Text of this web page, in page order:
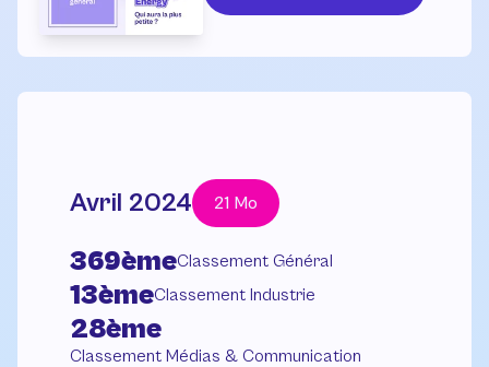
Avril 2024 21 Mo
369èmeClassement Général
13èmeClassement Industrie
28ème
Classement Médias & Communication